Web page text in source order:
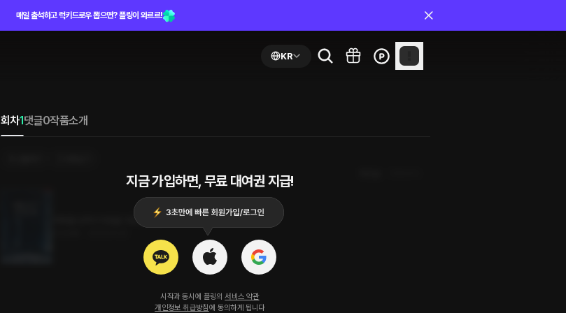
매일 출석하고 럭키드로우 뽑으면? 플링이 와르르!
KR
회차1댓글0작품소개
지금 가입하면, 무료 대여권 지급!
시작과 동시에 플링의 서비스 약관
개인정보 취급방침에 동의하게 됩니다
피폐물 남주의 마음을 사로잡는 법